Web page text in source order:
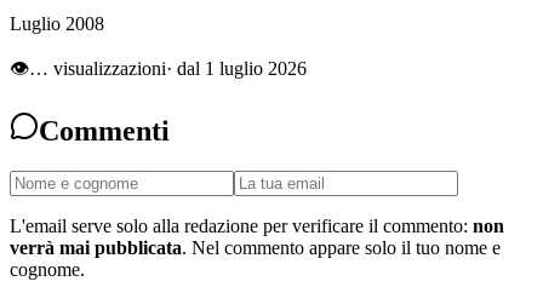
Luglio 2008
👁… visualizzazioni· dal 1 luglio 2026
Commenti
L'email serve solo alla redazione per verificare il commento: non
verrà mai pubblicata. Nel commento appare solo il tuo nome e
cognome.